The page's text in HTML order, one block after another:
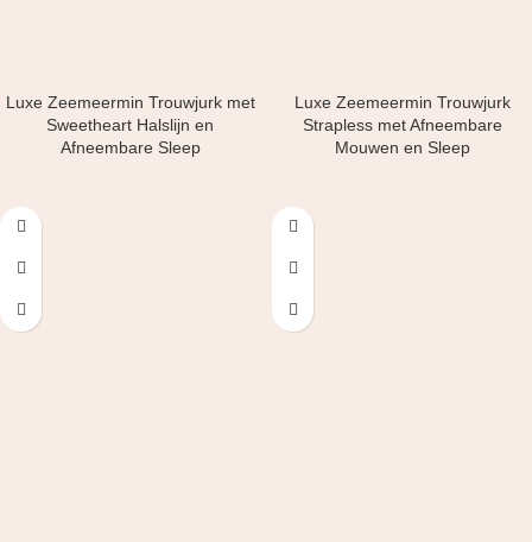
Luxe Zeemeermin Trouwjurk met
Sweetheart Halslijn en
Afneembare Sleep
Luxe Zeemeermin Trouwjurk
Strapless met Afneembare
Mouwen en Sleep